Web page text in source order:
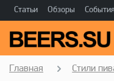
Статьи Обзоры События
Главная Стили